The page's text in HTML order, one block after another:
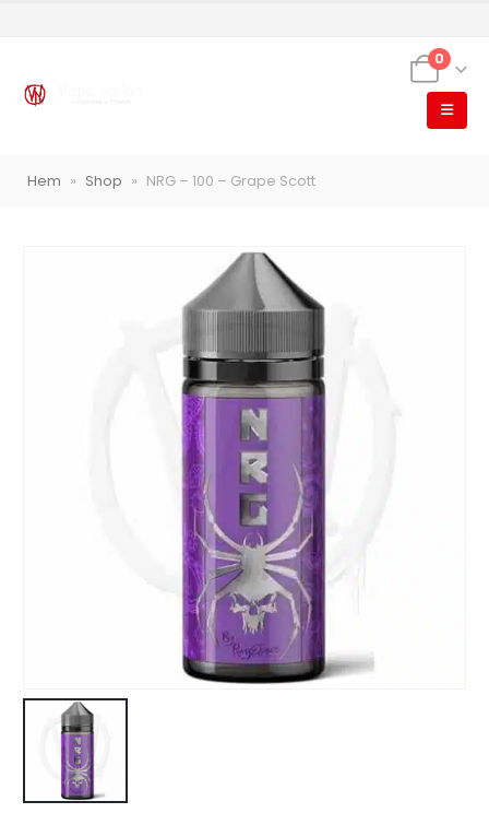
0
Hem » Shop » NRG – 100 – Grape Scott